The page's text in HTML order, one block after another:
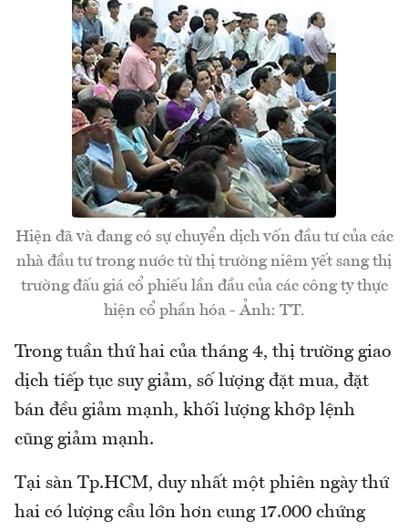
Hiện đã và đang có sự chuyển dịch vốn đầu tư của các
nhà đầu tư trong nước từ thị trường niêm yết sang thị
trường đấu giá cổ phiếu lần đầu của các công ty thực
hiện cổ phần hóa - Ảnh: TT.
Trong tuần thứ hai của tháng 4, thị trường giao
dịch tiếp tục suy giảm, số lượng đặt mua, đặt
bán đều giảm mạnh, khối lượng khớp lệnh
cũng giảm mạnh.
Tại sàn Tp.HCM, duy nhất một phiên ngày thứ
hai có lượng cầu lớn hơn cung 17.000 chứng